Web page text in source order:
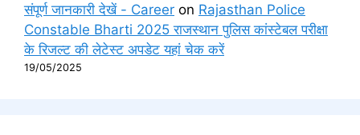
संपूर्ण जानकारी देखें - Career on Rajasthan Police
Constable Bharti 2025 राजस्थान पुलिस कांस्टेबल परीक्षा
के रिजल्ट की लेटेस्ट अपडेट यहां चेक करें
19/05/2025